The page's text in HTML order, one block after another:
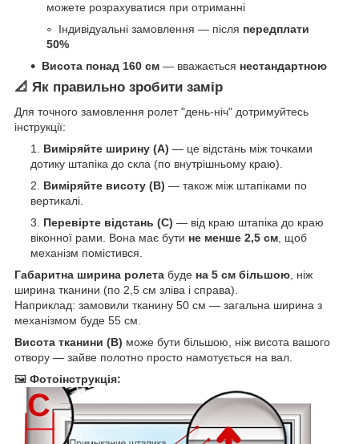
можете розрахуватися при отриманні
Індивідуальні замовлення — після передплати
50%
Висота понад 160 см — вважається нестандартною
📐 Як правильно зробити замір
Для точного замовлення ролет "день-ніч" дотримуйтесь
інструкції:
Виміряйте ширину (A) — це відстань між точками
дотику штапіка до скла (по внутрішньому краю).
Виміряйте висоту (B) — також між штапіками по
вертикалі.
Перевірте відстань (C) — від краю штапіка до краю
віконної рами. Вона має бути не менше 2,5 см , щоб
механізм помістився.
Габаритна ширина ролета буде на 5 см більшою , ніж
ширина тканини (по 2,5 см зліва і справа).
Наприклад: замовили тканину 50 см — загальна ширина з
механізмом буде 55 см.
Висота тканини (B) може бути більшою, ніж висота вашого
отвору — зайве полотно просто намотується на вал.
🖼 Фотоінструкція: